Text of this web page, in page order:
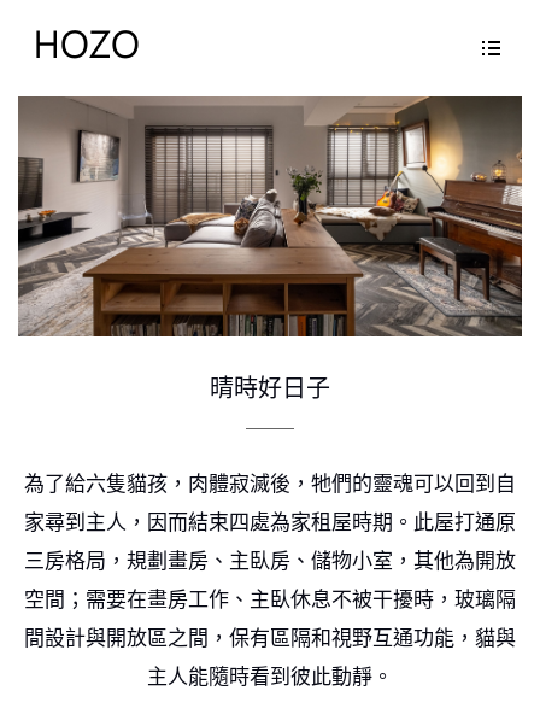
晴時好日子
為了給六隻貓孩，肉體寂滅後，牠們的靈魂可以回到自
家尋到主人，因而結束四處為家租屋時期。此屋打通原
三房格局，規劃畫房、主臥房、儲物小室，其他為開放
空間；需要在畫房工作、主臥休息不被干擾時，玻璃隔
間設計與開放區之間，保有區隔和視野互通功能，貓與
主人能隨時看到彼此動靜。